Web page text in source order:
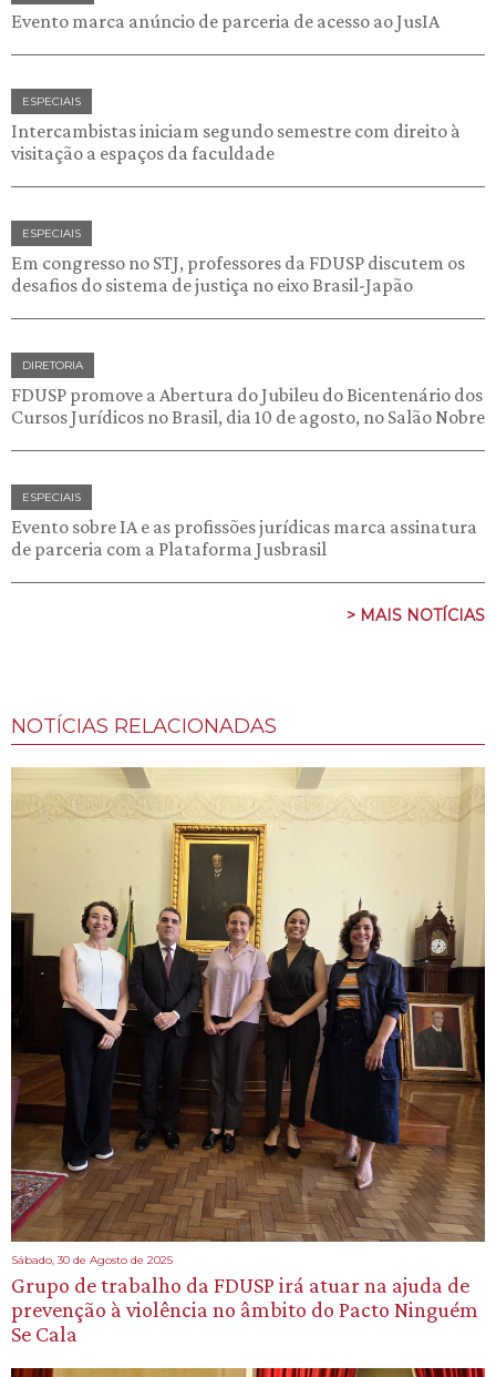
Evento marca anúncio de parceria de acesso ao JusIA
ESPECIAIS
Intercambistas iniciam segundo semestre com direito à
visitação a espaços da faculdade
ESPECIAIS
Em congresso no STJ, professores da FDUSP discutem os
desafios do sistema de justiça no eixo Brasil-Japão
DIRETORIA
FDUSP promove a Abertura do Jubileu do Bicentenário dos
Cursos Jurídicos no Brasil, dia 10 de agosto, no Salão Nobre
ESPECIAIS
Evento sobre IA e as profissões jurídicas marca assinatura
de parceria com a Plataforma Jusbrasil
> MAIS NOTÍCIAS
NOTÍCIAS RELACIONADAS
Sábado, 30 de Agosto de 2025
Grupo de trabalho da FDUSP irá atuar na ajuda de
prevenção à violência no âmbito do Pacto Ninguém
Se Cala